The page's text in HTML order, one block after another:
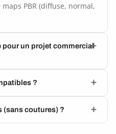
PBR (diffuse, normal,
un projet commercial
?
(sans coutures) ?